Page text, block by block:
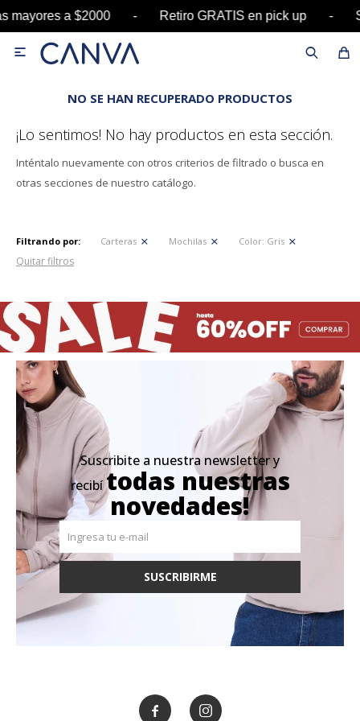
mayores a $2000 - Retiro GRATIS en pick

NO SE HAN RECUPERADO PRODUCTOS
¡Lo sentimos! No hay productos en esta sección.
Inténtalo nuevamente con otros criterios de filtrado o busca en
otras secciones de nuestro catálogo.
Filtrando por: Carteras Mochilas Color: Gris
Quitar filtros
Suscribite a nuestra newsletter y
recibítodas nuestras
novedades!
SUSCRIBIRME
 